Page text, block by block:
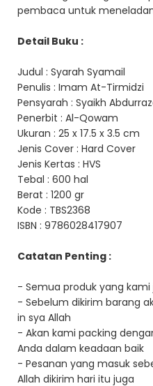
pembaca untuk
Detail Buku :
Judul : Syarah Syamail
Penulis : Imam At-Tirmidzi
Pensyarah : Syaikh
Penerbit : Al-Qowam
Ukuran : 25 x 17.5 x 3.5 cm
Jenis Cover : Hard Cover
Jenis Kertas : HVS
Tebal : 600 hal
Berat : 1200 gr
Kode : TBS2368
ISBN : 9786028417907
Catatan Penting :
- Semua produk yang kami
- Sebelum dikirim barang
in sya Allah
- Akan kami packing
Anda dalam keadaan baik
- Pesanan yang masuk
Allah dikirim hari itu juga